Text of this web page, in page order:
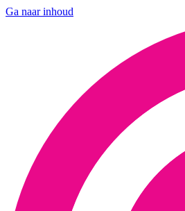
Ga naar inhoud